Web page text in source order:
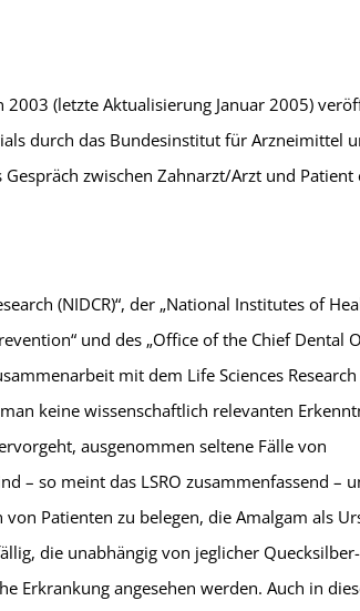
(letzte Aktualisierung Januar 2005)
durch das Bundesinstitut für Arzneimittel
zwischen Zahnarzt/Arzt und Patient
(NIDCR)“, der „National Institutes of
und des „Office of the Chief Dental
mit dem Life Sciences Research
keine wissenschaftlich relevanten
ausgenommen seltene Fälle von
– so meint das LSRO zusammenfassend –
Patienten zu belegen, die Amalgam als
die unabhängig von jeglicher
Erkrankung angesehen werden. Auch in